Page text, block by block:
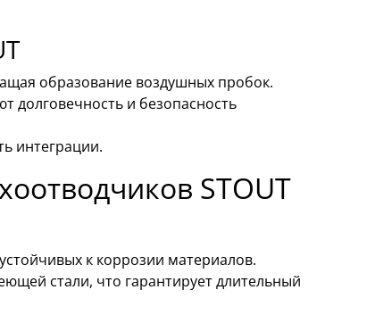
образование воздушных пробок.
долговечность и безопасность
интеграции.
STOUT
к коррозии материалов.
стали, что гарантирует длительный